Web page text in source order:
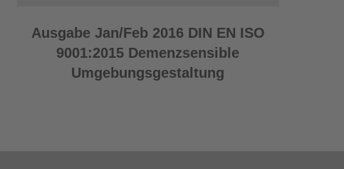
Ausgabe Jan/Feb 2016 DIN EN ISO
9001:2015 Demenzsensible
Umgebungsgestaltung